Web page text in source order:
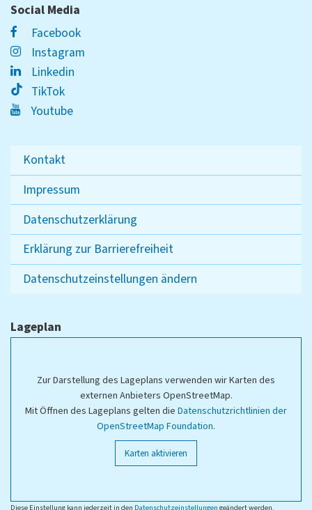
Social Media
Facebook
Instagram
Linkedin
TikTok
Youtube
Kontakt
Impressum
Datenschutzerklärung
Erklärung zur Barrierefreiheit
Datenschutzeinstellungen ändern
Lageplan
Zur Darstellung des Lageplans verwenden wir Karten des
externen Anbieters OpenStreetMap.
Mit Öffnen des Lageplans gelten die Datenschutzrichtlinien der
OpenStreetMap Foundation.
Karten aktivieren
Diese Einstellung kann jederzeit in den Datenschutzeinstellungen geändert werden.